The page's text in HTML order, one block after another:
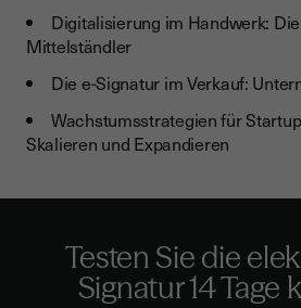
Digitalisierung im Handwerk:
Mittelständler
Die e-Signatur im Verkauf:
Wachstumsstrategien für
Skalieren und Expandieren
Testen Sie die
Signatur 14 Tage